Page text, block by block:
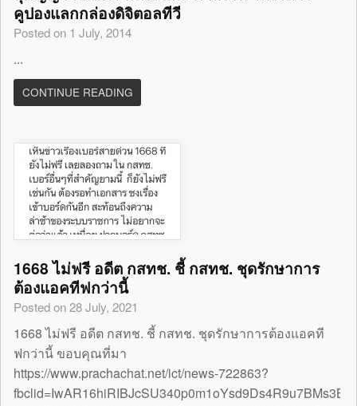
คูปองแลกกล่องดิจิตอลทีวี
Posted on 1 July, 2014
...
CONTINUE READING
1668 ไม่ฟรี อดีต กสทช. ชี้ กสทช. ชุดรักษาการ
ต้องแอคทีฟกว่านี้
Posted on 28 July, 2021
1668 ไม่ฟรี อดีต กสทช. ชี้ กสทช. ชุดรักษาการต้องแอคที
ฟกว่านี้ ขอบคุณที่มา
https://www.prachachat.net/ict/news-722863?